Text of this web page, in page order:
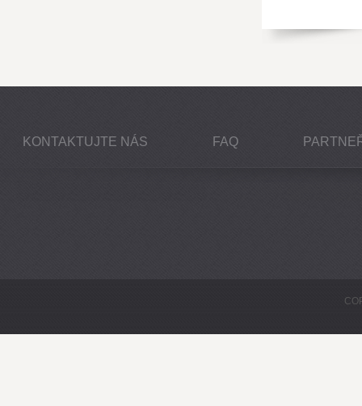
KONTAKTUJTE NÁS FAQ